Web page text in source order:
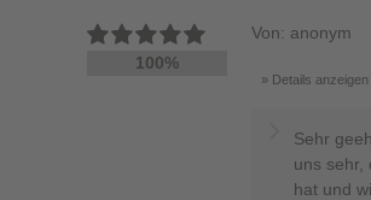
100%
Von: anonym
Details anzeigen
Sehr
uns sehr,
hat und